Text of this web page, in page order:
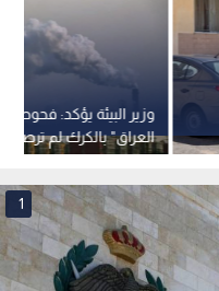
وزير البيئة يؤكد:
العراق" بالكرك لم ترصد
خارج المعايير المعتمدة
1